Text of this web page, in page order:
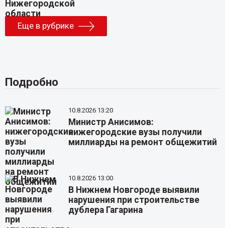
Еще в рубрике
Подробно
10.8.2026 13:20
Министр Анисимов:
нижегородские вузы получили
миллиарды на ремонт общежитий
10.8.2026 13:00
В Нижнем Новгороде выявили
нарушения при строительстве
дублера Гагарина